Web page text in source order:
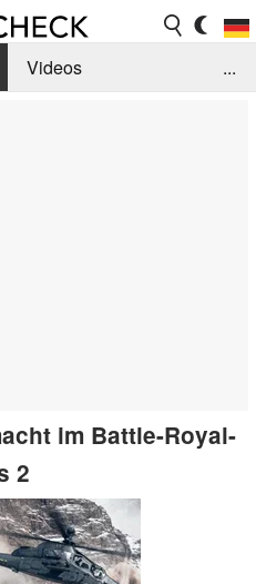
Videos
...
im Battle-Royal-
2